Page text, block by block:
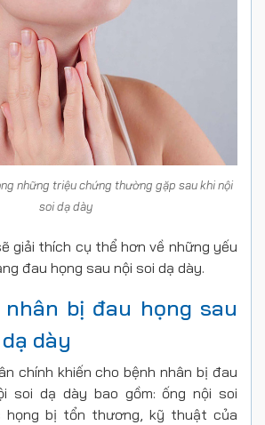
những triệu chứng thường gặp sau khi nội
soi dạ dày
giải thích cụ thể hơn về những yếu
đau họng sau nội soi dạ dày.
nhân bị đau họng sau
dày
chính khiến cho bệnh nhân bị đau
soi dạ dày bao gồm: ống nội soi
họng bị tổn thương, kỹ thuật của